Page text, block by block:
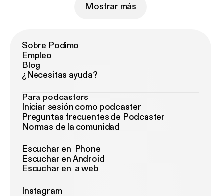
Mostrar más
Sobre Podimo
Empleo
Blog
¿Necesitas ayuda?
Para podcasters
Iniciar sesión como podcaster
Preguntas frecuentes de Podcaster
Normas de la comunidad
Escuchar en iPhone
Escuchar en Android
Escuchar en la web
Instagram